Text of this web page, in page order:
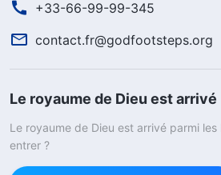
+33-66-99-99-345
contact.fr@godfootsteps.org
Le royaume de Dieu est arrivé
Le royaume de Dieu est arrivé parmi
entrer ?